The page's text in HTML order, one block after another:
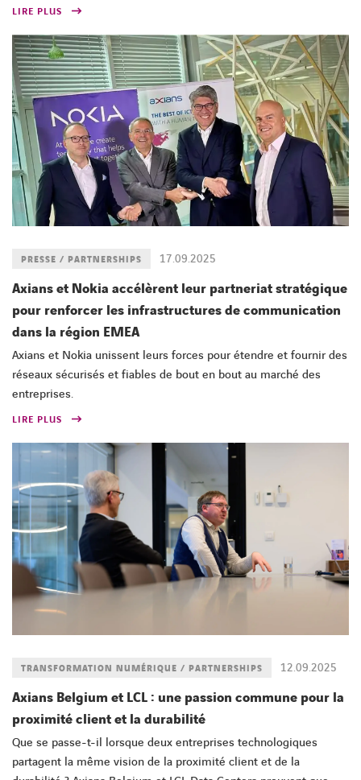
LIRE PLUS
17.09.2025
PRESSE / PARTNERSHIPS
Axians et Nokia accélèrent leur partneriat stratégique
pour renforcer les infrastructures de communication
dans la région EMEA
Axians et Nokia unissent leurs forces pour étendre et fournir des
réseaux sécurisés et fiables de bout en bout au marché des
entreprises.
LIRE PLUS
12.09.2025
TRANSFORMATION NUMÉRIQUE / PARTNERSHIPS
Axians Belgium et LCL : une passion commune pour la
proximité client et la durabilité
Que se passe-t-il lorsque deux entreprises technologiques
partagent la même vision de la proximité client et de la